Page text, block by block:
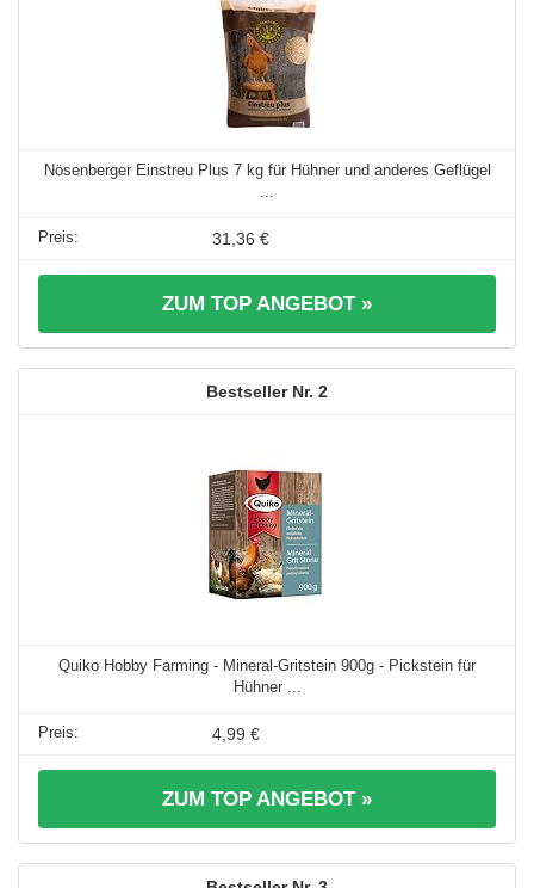
Nösenberger Einstreu Plus 7 kg für Hühner und anderes Geflügel
31,36 €
ZUM TOP ANGEBOT »
2
Quiko Hobby Farming - Mineral-Gritstein 900g - Pickstein für
Hühner ...
4,99 €
ZUM TOP ANGEBOT »